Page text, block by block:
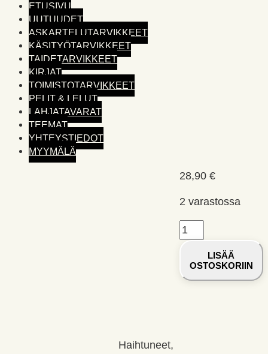
ETUSIVU
UUTUUDET
ASKARTELUTARVIKKEET
KÄSITYÖTARVIKKEET
TAIDETARVIKKEET
KIRJAT
TOIMISTO­TARVIKKEET
PELIT & LELUT
LAHJATAVARAT
TEEMAT
YHTEYSTIEDOT
MYYMÄLÄ
Haihtuneet,
28,90 €
2 varastossa
Haihtuneet,
Kanto,
Anneli
määrä
LISÄÄ
OSTOSKORIIN